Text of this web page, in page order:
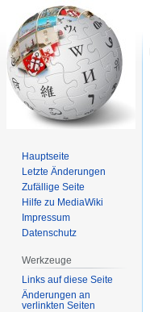
Hauptseite
Letzte Änderungen
Zufällige Seite
Hilfe zu MediaWiki
Impressum
Datenschutz
Werkzeuge
Links auf diese Seite
Änderungen an
verlinkten Seiten